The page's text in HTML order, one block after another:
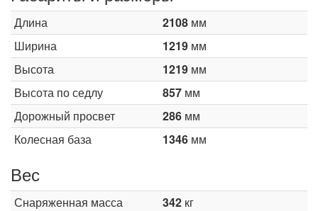
Длина 2108 мм
Ширина
1219 мм
Высота
1219 мм
Высота по седлу
857 мм
Дорожный просвет
286 мм
Колесная база
1346 мм
Вес
Снаряженная масса 342 кг